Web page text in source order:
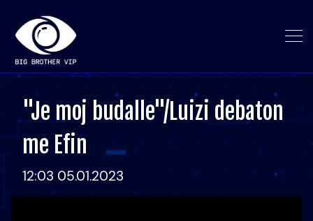
"Je moj budalle"/Luizi debaton
me Efin
12:03 05.01.2023